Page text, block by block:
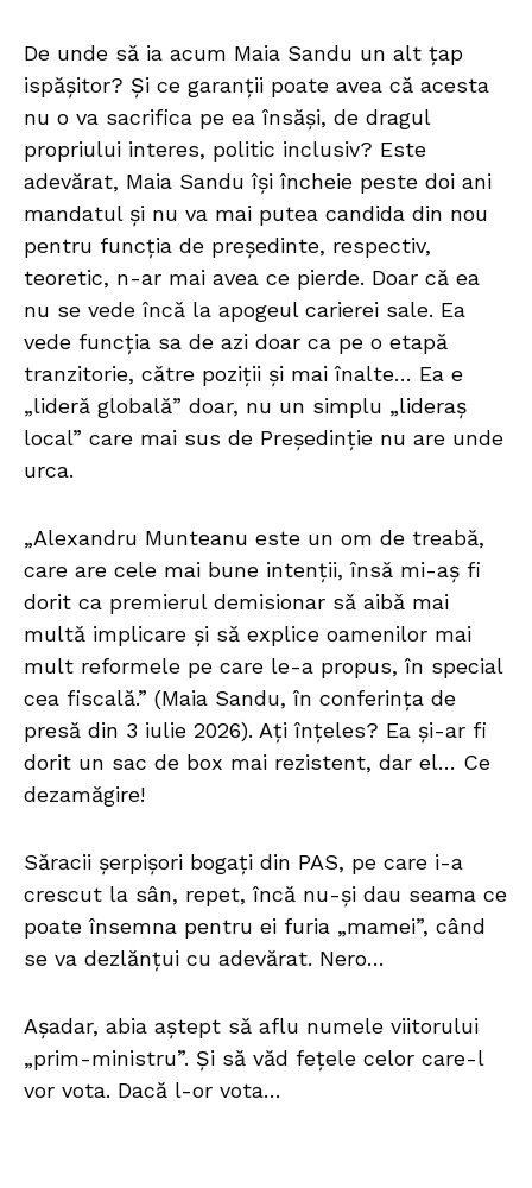
De unde să ia acum Maia Sandu un alt țap
ispășitor? Și ce garanții poate avea că acesta
nu o va sacrifica pe ea însăși, de dragul
propriului interes, politic inclusiv? Este
adevărat, Maia Sandu își încheie peste doi ani
mandatul și nu va mai putea candida din nou
pentru funcția de președinte, respectiv,
teoretic, n-ar mai avea ce pierde. Doar că ea
nu se vede încă la apogeul carierei sale. Ea
vede funcția sa de azi doar ca pe o etapă
tranzitorie, către poziții și mai înalte… Ea e
„lideră globală” doar, nu un simplu „lideraș
local” care mai sus de Președinție nu are unde
urca.
„Alexandru Munteanu este un om de treabă,
care are cele mai bune intenții, însă mi-aș fi
dorit ca premierul demisionar să aibă mai
multă implicare și să explice oamenilor mai
mult reformele pe care le-a propus, în special
cea fiscală.” (Maia Sandu, în conferința de
presă din 3 iulie 2026). Ați înțeles? Ea și-ar fi
dorit un sac de box mai rezistent, dar el… Ce
dezamăgire!
Săracii șerpișori bogați din PAS, pe care i-a
crescut la sân, repet, încă nu-și dau seama ce
poate însemna pentru ei furia „mamei”, când
se va dezlănțui cu adevărat. Nero…
Așadar, abia aștept să aflu numele viitorului
„prim-ministru”. Și să văd fețele celor care-l
vor vota. Dacă l-or vota…